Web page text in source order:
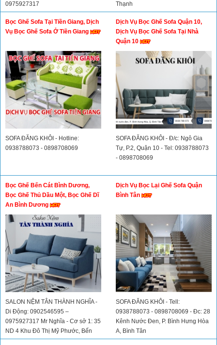
0975927317
Thạnh
Bọc Ghế Sofa Tại Tiền Giang, Dịch
Vụ Bọc Ghế Sofa Ở Tiền Giang
SOFA ĐĂNG KHÔI - Hotline:
0938788073 - 0898708069
Dịch Vụ Bọc Ghế Sofa Quận 10,
Dịch Vụ Bọc Ghế Sofa Tại Nhà
Quận 10
SOFA ĐĂNG KHÔI - Đ/c: Ngô Gia
Tự, P.2, Quận 10 - Tel: 0938788073
- 0898708069
Bọc Ghế Bến Cát Bình Dương,
Bọc Ghế Thủ Dầu Một, Bọc Ghế Dĩ
An Bình Dương
SALON NỆM TÂN THÀNH NGHĨA -
Di Động: 0902546595 –
0975927317 Mr Nghĩa - Cơ sở 1: 35
ND 4 Khu Đô Thị Mỹ Phước, Bến
Cát – Bình Dương - Cơ sở 2: 34/1
Dịch Vụ Bọc Lại Ghế Sofa Quận
Bình Tân
SOFA ĐĂNG KHÔI - Tell:
0938788073 - 0898708069 - Đc: 28
Kênh Nước Đen, P. Bình Hưng Hòa
A, Bình Tân